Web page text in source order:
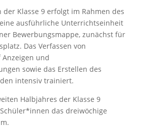
der Klasse 9 erfolgt im Rahmen des
ausführliche Unterrichtseinheit
Bewerbungsmappe, zunächst für
Das Verfassen von
und
sowie das Erstellen des
intensiv trainiert.
Halbjahres der Klasse 9
das dreiwöchige